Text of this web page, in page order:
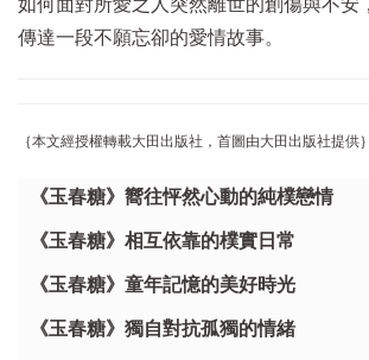
傳達一段不願忘卻的愛情故事。
｛本文經授權轉載大田出版社，首圖由大田出版社提供｝
《玉春糖》嚮往怦然心動的純樸戀情
《玉春糖》相互依靠的樸實日常
《玉春糖》童年記憶的美好時光
《玉春糖》獨自對抗孤獨的情緒